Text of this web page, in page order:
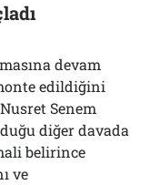
devam
edildiğini
Senem
diğer davada
belirince
ve